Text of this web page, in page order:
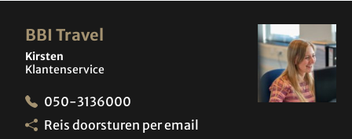
BBI Travel
Kirsten
Klantenservice
050-3136000
Reis doorsturen per email